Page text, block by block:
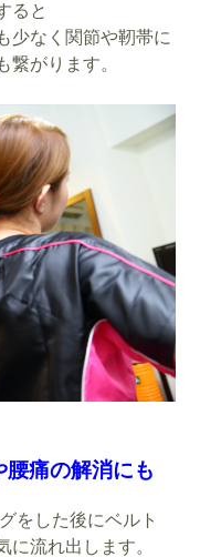
ると
少なく関節や靭帯に
繋がります。
痛の解消にも
をした後にベルト
に流れ出します。